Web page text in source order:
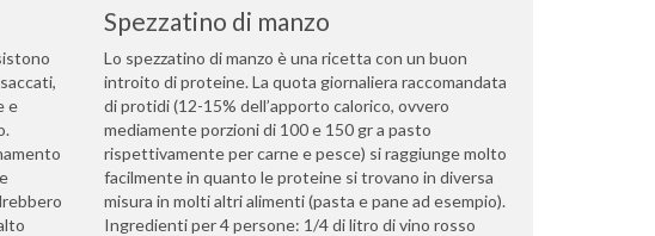
e
Spezzatino di manzo
Lo spezzatino di manzo è una ricetta con un buon
introito di proteine. La quota giornaliera raccomandata
di protidi (12-15% dell’apporto calorico, ovvero
mediamente porzioni di 100 e 150 gr a pasto
rispettivamente per carne e pesce) si raggiunge molto
facilmente in quanto le proteine si trovano in diversa
misura in molti altri alimenti (pasta e pane ad esempio).
Ingredienti per 4 persone: 1/4 di litro di vino rosso